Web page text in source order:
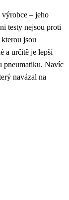
– jeho
testy nejsou proti
jsou
a určitě je lepší
pneumatiku. Navíc
navázal na